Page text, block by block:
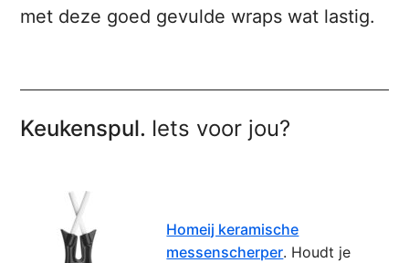
met deze goed gevulde wraps wat lastig.
Keukenspul. Iets voor jou?
Homeij keramische
messenscherper. Houdt je